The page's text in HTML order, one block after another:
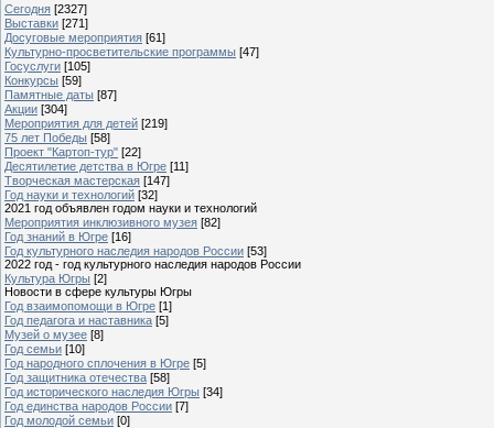
Сегодня [2327]
Выставки [271]
Досуговые мероприятия [61]
Культурно-просветительские программы [47]
Госуслуги [105]
Конкурсы [59]
Памятные даты [87]
Акции [304]
Мероприятия для детей [219]
75 лет Победы [58]
Проект "Картоп-тур" [22]
Десятилетие детства в Югре [11]
Творческая мастерская [147]
Год науки и технологий [32]
2021 год объявлен годом науки и технологий
Мероприятия инклюзивного музея [82]
Год знаний в Югре [16]
Год культурного наследия народов России [53]
2022 год - год культурного наследия народов России
Культура Югры [2]
Новости в сфере культуры Югры
Год взаимопомощи в Югре [1]
Год педагога и наставника [5]
Музей о музее [8]
Год семьи [10]
Год народного сплочения в Югре [5]
Год защитника отечества [58]
Год исторического наследия Югры [34]
Год единства народов России [7]
Год молодой семьи [0]